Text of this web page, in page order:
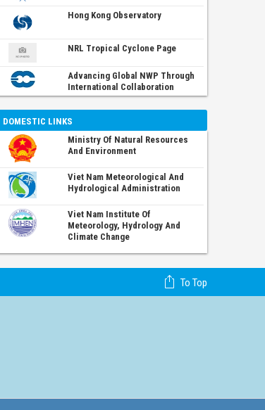
Hong Kong Observatory
NRL Tropical Cyclone Page
Advancing Global NWP Through
International Collaboration
DOMESTIC LINKS
Ministry Of Natural Resources
And Environment
Viet Nam Meteorological And
Hydrological Administration
Viet Nam Institute Of
Meteorology, Hydrology And
Climate Change
To Top